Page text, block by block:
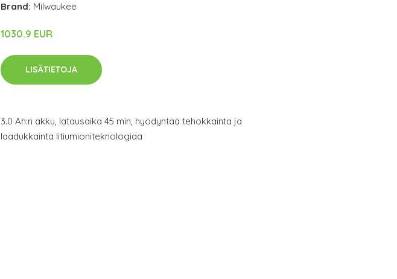
Brand: Milwaukee
1030.9 EUR
LISÄTIETOJA
3.0 Ah:n akku, latausaika 45 min, hyödyntää tehokkainta ja
laadukkainta litiumioniteknologiaa